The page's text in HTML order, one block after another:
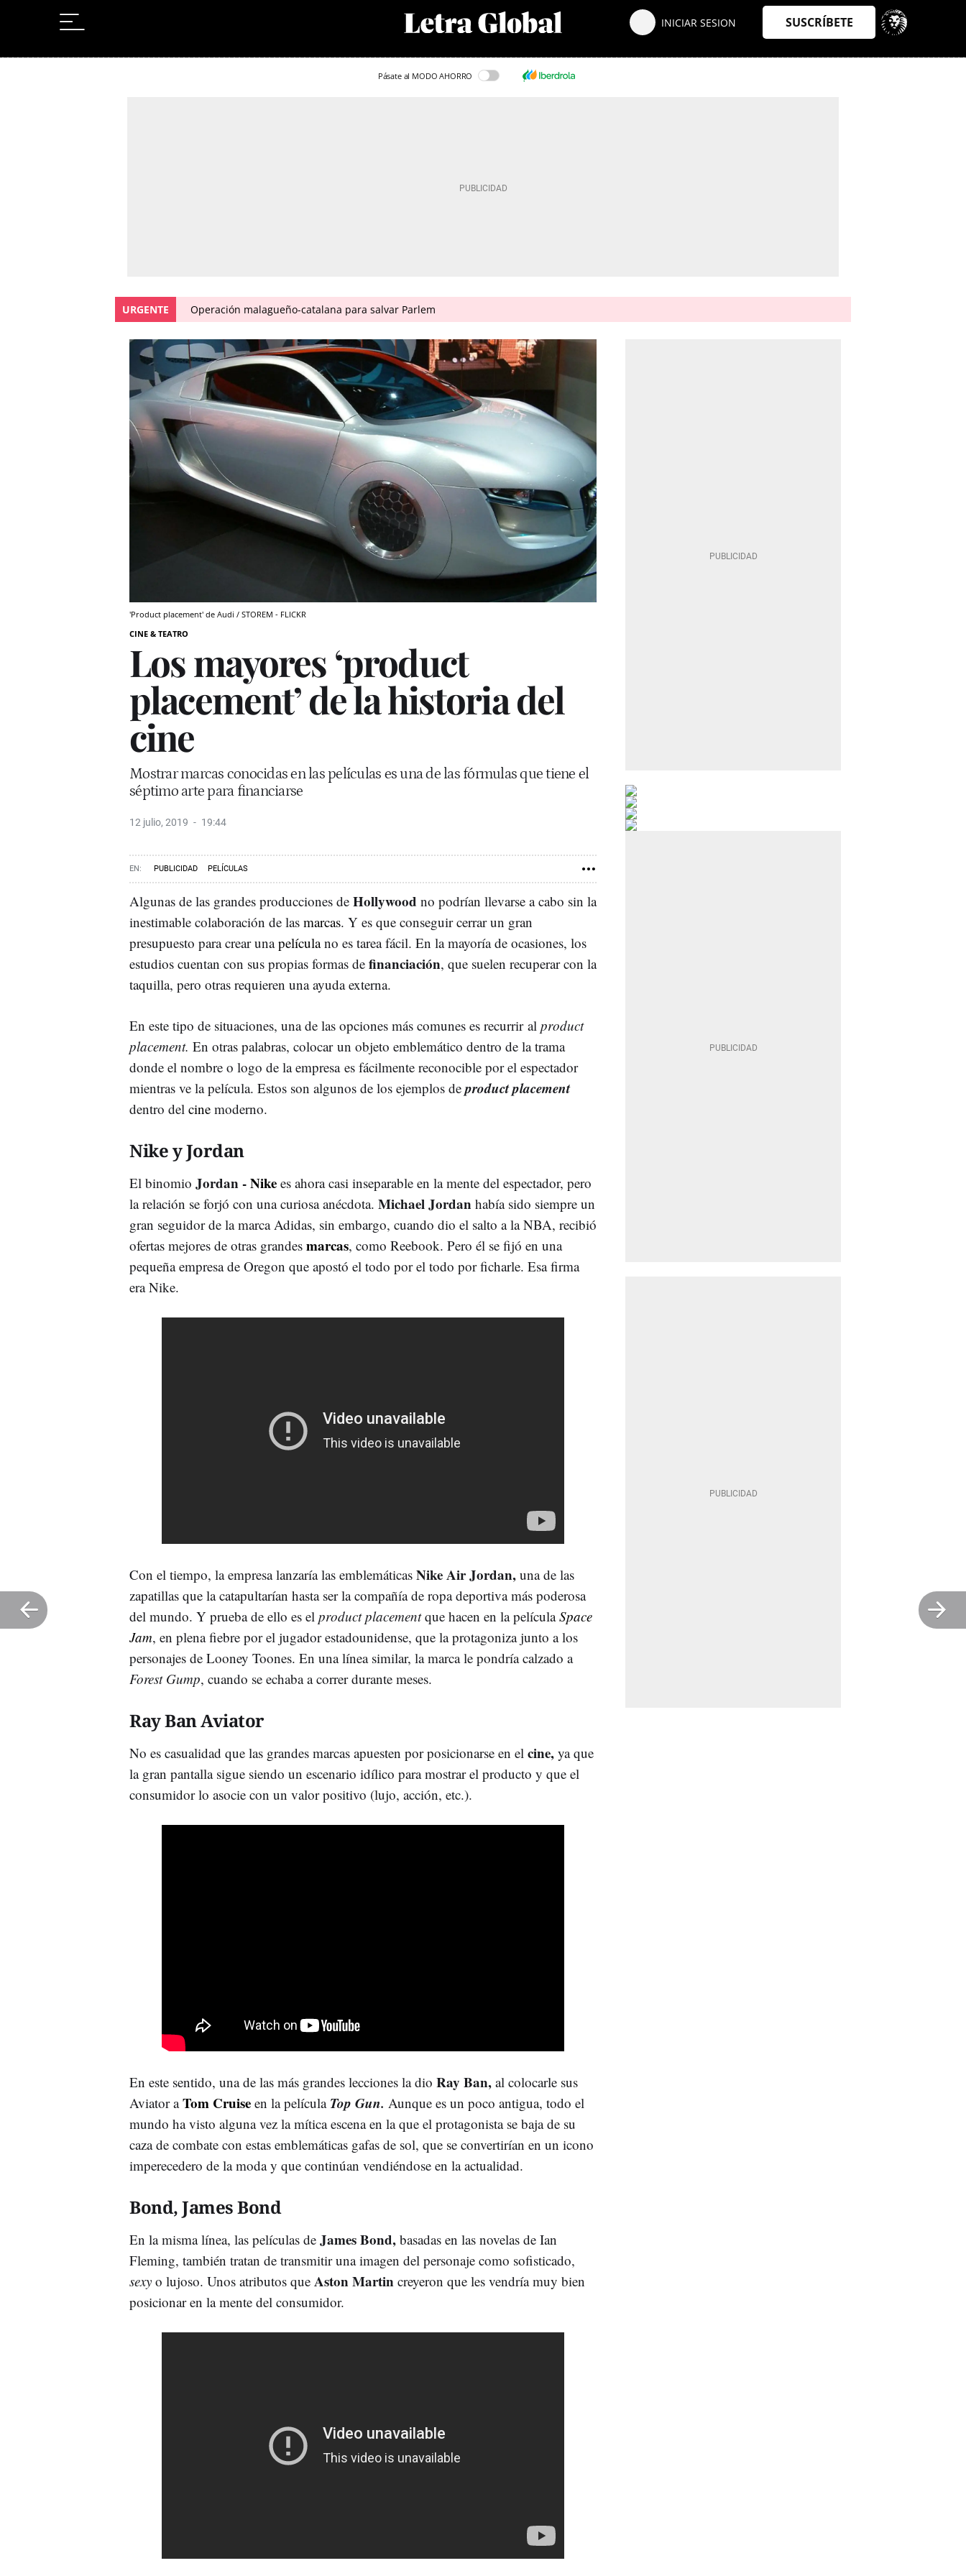
Pásate al MODO AHORRO
URGENTE Operación malagueño-catalana para salvar Parlem
'Product placement' de Audi / STOREM - FLICKR
CINE & TEATRO
Los mayores ‘product
placement’ de la historia del
cine
Mostrar marcas conocidas en las películas es una de las fórmulas que tiene el
séptimo arte para financiarse
12 julio, 2019 19:44
PUBLICIDAD PELÍCULAS
Algunas de las grandes producciones de Hollywood no podrían llevarse a cabo sin la
inestimable colaboración de las marcas. Y es que conseguir cerrar un gran
presupuesto para crear unapelículano es tarea fácil. En la mayoría de ocasiones, los
estudios cuentan con sus propias formas de financiación, que suelen recuperar con la
taquilla, pero otras requieren una ayuda externa.
En este tipo de situaciones, una de las opciones más comunes es recurrir al product
placement. En otras palabras, colocar un objeto emblemático dentro de la trama
donde el nombre o logo de la empresa es fácilmente reconocible por el espectador
mientras ve la película. Estos son algunos de los ejemplos de product placement
dentro del cine moderno.
Nike y Jordan
El binomio Jordan -Nike es ahora casi inseparable en la mente del espectador, pero
la relación se forjó con una curiosa anécdota. Michael Jordan había sido siempre un
gran seguidor de la marca Adidas, sin embargo, cuando dio el salto a la NBA, recibió
ofertas mejores de otras grandes marcas, como Reebook. Pero él se fijó en una
pequeña empresa de Oregon que apostó el todo por el todo por ficharle. Esa firma
era Nike.
Con el tiempo, la empresa lanzaría las emblemáticas Nike Air Jordan, una de las
zapatillas que la catapultarían hasta ser la compañía de ropa deportiva más poderosa
del mundo. Y prueba de ello es el product placementque hacen en la películaSpace
Jam, en plena fiebre por el jugador estadounidense, que la protagoniza junto a los
personajes de Looney Toones. En una línea similar, la marca le pondría calzado a
Forest Gump, cuando se echaba a correr durante meses.
Ray Ban Aviator
No es casualidad que las grandes marcas apuesten por posicionarse en el cine, ya que
la gran pantalla sigue siendo un escenario idílico para mostrar el producto y que el
consumidor lo asocie con un valor positivo (lujo, acción, etc.).
En este sentido, una de las más grandes lecciones la dio Ray Ban, al colocarle sus
Aviator aTom Cruise en la película Top Gun. Aunque es un poco antigua, todo el
mundo ha visto alguna vez la mítica escena en la que el protagonista se baja de su
caza de combate con estas emblemáticas gafas de sol, que se convertirían en un icono
imperecedero de la moda y que continúan vendiéndose en la actualidad.
Bond, James Bond
En la misma línea, las películas de James Bond, basadas en las novelas de Ian
Fleming, también tratan de transmitir una imagen del personaje como sofisticado,
sexy o lujoso. Unos atributos que Aston Martin creyeron que les vendría muy bien
posicionar en la mente del consumidor.